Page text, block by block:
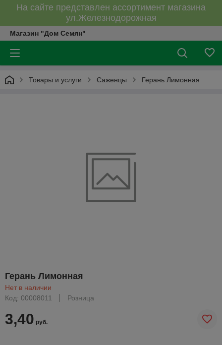
На сайте представлен ассортимент магазина
ул.Железнодорожная
Магазин "Дом Семян"
Товары и услуги Саженцы Герань Лимонная
Герань Лимонная
Нет в наличии
Код: 00008011
Розница
3,40 руб.